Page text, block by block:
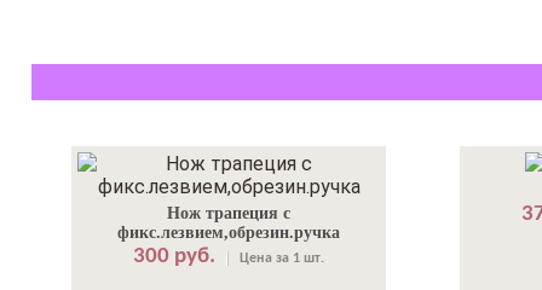
Нож трапеция с
фикс.лезвием,обрезин.ручка
300 руб. Цена за 1 шт.